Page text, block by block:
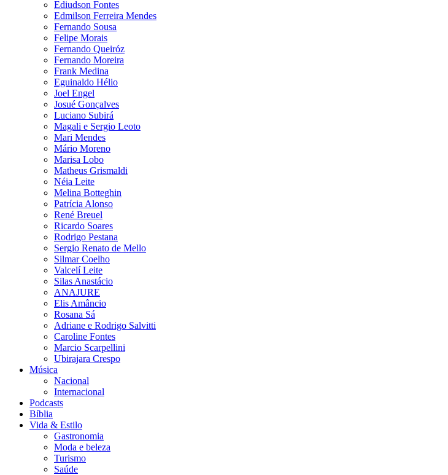
Ediudson Fontes
Edmilson Ferreira Mendes
Fernando Sousa
Felipe Morais
Fernando Queiróz
Fernando Moreira
Frank Medina
Eguinaldo Hélio
Joel Engel
Josué Gonçalves
Luciano Subirá
Magali e Sergio Leoto
Mari Mendes
Mário Moreno
Marisa Lobo
Matheus Grismaldi
Néia Leite
Melina Botteghin
Patrícia Alonso
René Breuel
Ricardo Soares
Rodrigo Pestana
Sergio Renato de Mello
Silmar Coelho
Valcelí Leite
Silas Anastácio
ANAJURE
Elis Amâncio
Rosana Sá
Adriane e Rodrigo Salvitti
Caroline Fontes
Marcio Scarpellini
Ubirajara Crespo
Música
Nacional
Internacional
Podcasts
Bíblia
Vida & Estilo
Gastronomia
Moda e beleza
Turismo
Saúde